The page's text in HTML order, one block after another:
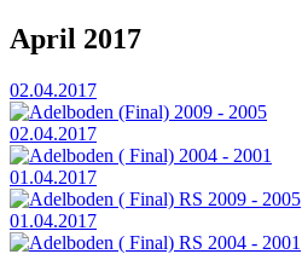
April 2017
02.04.2017
Adelboden (Final) 2009 - 2005
02.04.2017
Adelboden ( Final) 2004 - 2001
01.04.2017
Adelboden ( Final) RS 2009 - 2005
01.04.2017
Adelboden ( Final) RS 2004 - 2001